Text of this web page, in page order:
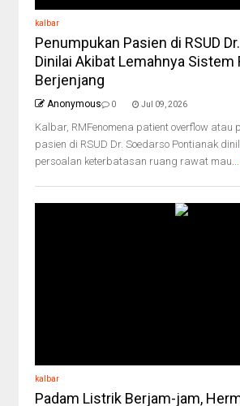
kalbar
Penumpukan Pasien di RSUD
Dinilai Akibat Lemahnya Sistem
Berjenjang
Anonymous 0 Jul 09, 2026
Kalbar, RMFenomena patient overflow atau
pasien di RSUD Dr. Soedarso Pontianak
persoalan keterbatasan ruang rawat mau...
kalbar
Padam Listrik Berjam-jam,